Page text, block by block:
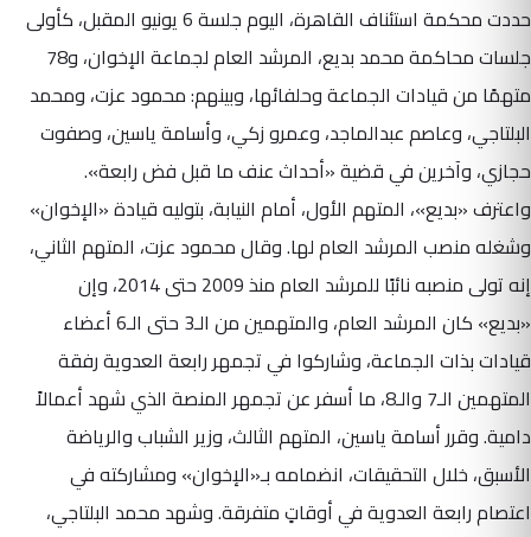
حددت محكمة استئناف القاهرة، اليوم جلسة 6 يونيو المقبل، كأولى
جلسات محاكمة محمد بديع، المرشد العام لجماعة الإخوان، و78
متهمًا من قيادات الجماعة وحلفائها، وبينهم: محمود عزت، ومحمد
البلتاجي، وعاصم عبدالماجد، وعمرو زكي، وأسامة ياسين، وصفوت
حجازي، وآخرين في قضية «أحداث عنف ما قبل فض رابعة».
واعترف «بديع»، المتهم الأول، أمام النيابة، بتوليه قيادة «الإخوان»
وشغله منصب المرشد العام لها. وقال محمود عزت، المتهم الثاني،
إنه تولى منصبه نائبًا للمرشد العام منذ 2009 حتى 2014، وإن
«بديع» كان المرشد العام، والمتهمين من الـ3 حتى الـ6 أعضاء
قيادات بذات الجماعة، وشاركوا في تجمهر رابعة العدوية رفقة
المتهمين الـ7 والـ8، ما أسفر عن تجمهر المنصة الذي شهد أعمالاً
دامية. وقرر أسامة ياسين، المتهم الثالث، وزير الشباب والرياضة
الأسبق، خلال التحقيقات، انضمامه بـ«الإخوان» ومشاركته في
اعتصام رابعة العدوية في أوقاتٍ متفرقة. وشهد محمد البلتاجي،